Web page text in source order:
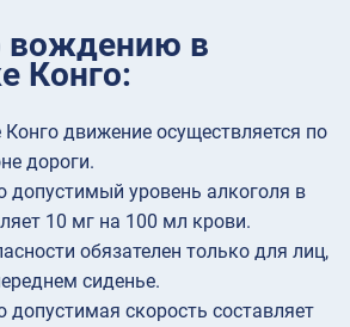
вождению в
Конго:
Конго движение осуществляется по
дороги.
допустимый уровень алкоголя в
10 мг на 100 мл крови.
обязателен только для лиц,
сиденье.
скорость составляет